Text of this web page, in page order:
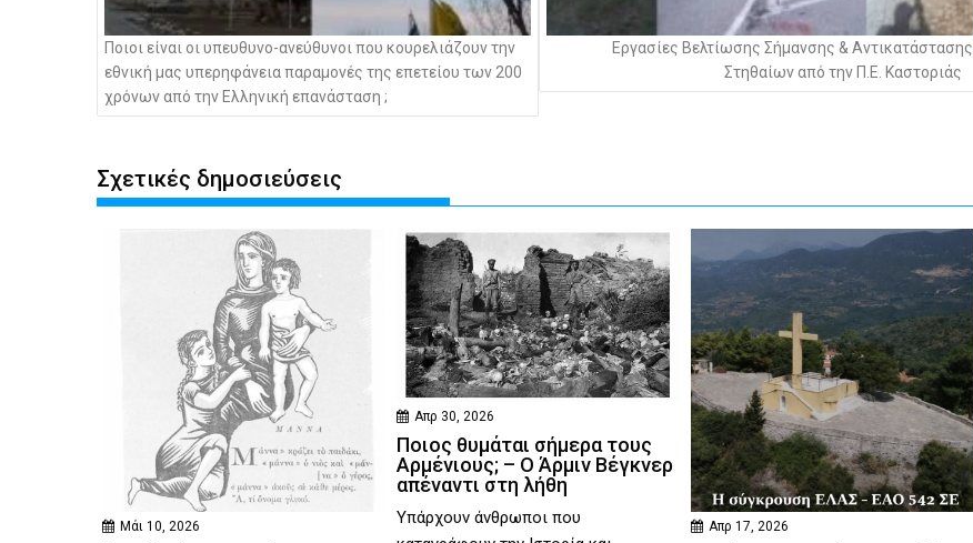
Ποιοι είναι οι υπευθυνο-ανεύθυνοι που κουρελιάζουν την
εθνική μας υπερηφάνεια παραμονές της επετείου των 200
χρόνων από την Ελληνική επανάσταση ;
Εργασίες Βελτίωσης Σήμανσης & Αντικατάστασης
Στηθαίων από την Π.Ε. Καστοριάς
Σχετικές δημοσιεύσεις
Μάι 10, 2026
Απρ 30, 2026
Ποιος θυμάται σήμερα τους
Αρμένιους; – Ο Άρμιν Βέγκνερ
απέναντι στη λήθη
Υπάρχουν άνθρωποι που
Απρ 17, 2026